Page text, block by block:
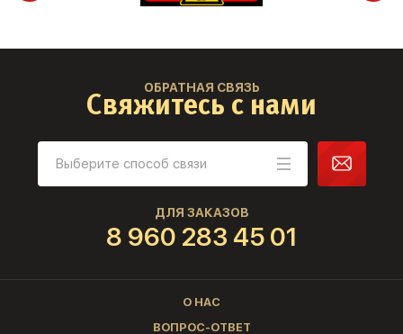
ОБРАТНАЯ СВЯЗЬ
Свяжитесь с нами
ДЛЯ ЗАКАЗОВ
8 960 283 45 01
О НАС
ВОПРОС-ОТВЕТ